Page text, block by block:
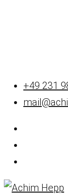
+49 231